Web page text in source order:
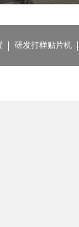
研发打样贴片机